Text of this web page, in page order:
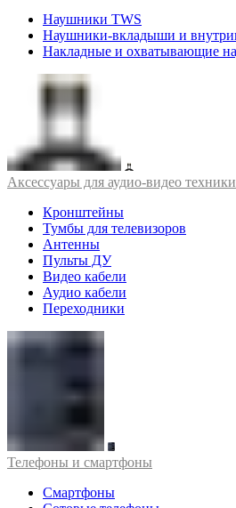
Наушники TWS
Наушники-вкладыши и
Накладные и охватывающие
Аксессуары для аудио-видео техники
Кронштейны
Тумбы для телевизоров
Антенны
Пульты ДУ
Видео кабели
Аудио кабели
Переходники
Телефоны и смартфоны
Смартфоны